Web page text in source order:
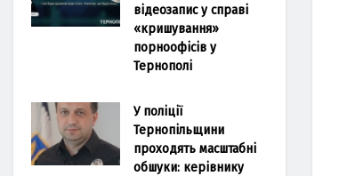
відеозапис у справі
«кришування»
порноофісів у
Тернополі
У поліції
Тернопільщини
проходять масштабні
обшуки: керівнику